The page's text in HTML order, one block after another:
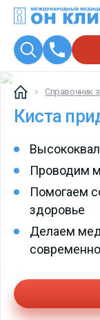
Справочник
Киста
Проводим
Помогаем
здоровье
Делаем